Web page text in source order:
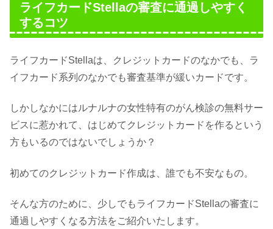
ライフカードStellaの審査に通過しやすく
するコツ
ライフカードStellaは、クレジットカードのなかでも、ラ
イフカード系列のなかでも審査基準が緩いカードです。
しかしなかにはルナルナの女性特有のがん検診の無料サー
ビスに惹かれて、はじめてクレジットカードを作るという
方もいるのではないでしょうか？
初めてのクレジットカード作成は、誰でも不安なもの。
そんな方のために、少しでもライフカードStellaの審査に
通過しやすくなる方法をご紹介いたします。